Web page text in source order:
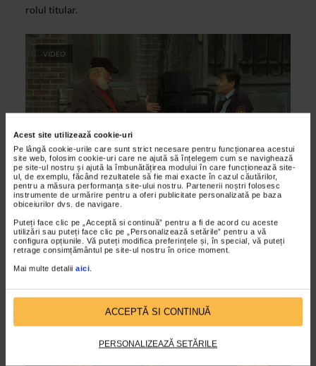
Acest site utilizează cookie-uri
Pe lângă cookie-urile care sunt strict necesare pentru funcționarea acestui
site web, folosim cookie-uri care ne ajută să înțelegem cum se navighează
pe site-ul nostru și ajută la îmbunătățirea modului în care funcționează site-
ul, de exemplu, făcând rezultatele să fie mai exacte în cazul căutărilor,
pentru a măsura performanța site-ului nostru. Partenerii noștri folosesc
instrumente de urmărire pentru a oferi publicitate personalizată pe baza
obiceiurilor dvs. de navigare.
Puteți face clic pe „Acceptă si continuă” pentru a fi de acord cu aceste
utilizări sau puteți face clic pe „Personalizează setările” pentru a vă
configura opțiunile. Vă puteți modifica preferințele și, în special, vă puteți
retrage consimțământul pe site-ul nostru în orice moment.
Mai multe detalii aici.
ACCEPTĂ SI CONTINUĂ
PERSONALIZEAZĂ SETĂRILE
rolul titular.
VIDEO
ARTELE SPECTACOLULUI
Mircea Cornisteanu – O noapte
furtunoasa
07/11/2012
Regizorul Mircea Cornisteanu a realizat primul spectacol
Montarea recenta, care a putut fi vazuta in cadrul...